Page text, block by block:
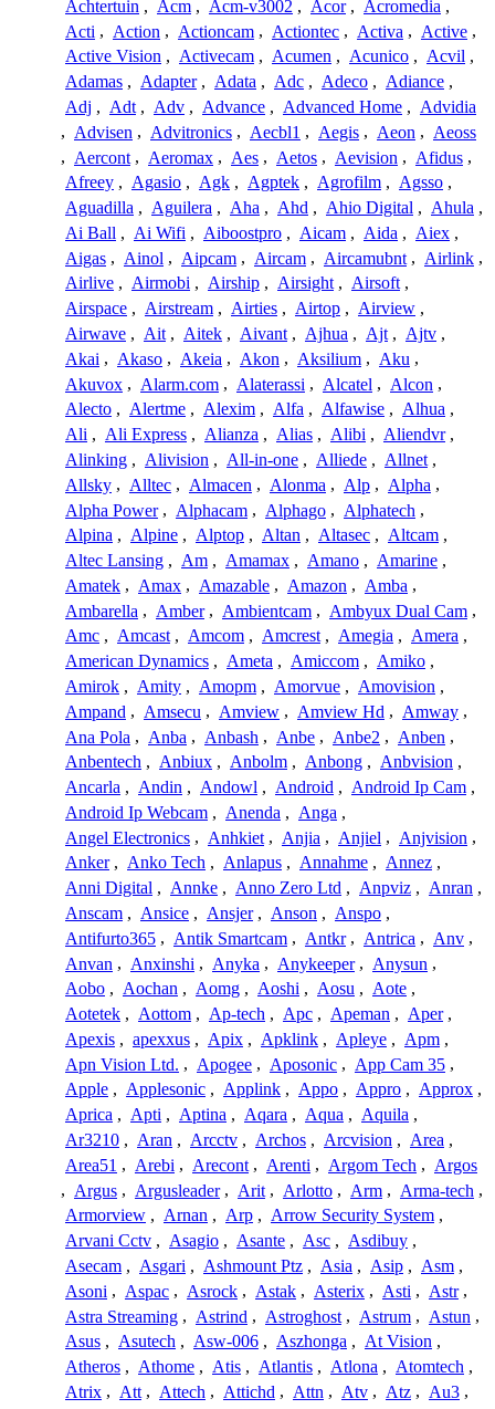
Achtertuin , Acm , Acm-v3002 , Acor , Acromedia ,
Acti , Action , Actioncam , Actiontec , Activa , Active ,
Active Vision , Activecam , Acumen , Acunico , Acvil ,
Adamas , Adapter , Adata , Adc , Adeco , Adiance ,
Adj , Adt , Adv , Advance , Advanced Home , Advidia
, Advisen , Advitronics , Aecbl1 , Aegis , Aeon , Aeoss
, Aercont , Aeromax , Aes , Aetos , Aevision , Afidus ,
Afreey , Agasio , Agk , Agptek , Agrofilm , Agsso ,
Aguadilla , Aguilera , Aha , Ahd , Ahio Digital , Ahula ,
Ai Ball , Ai Wifi , Aiboostpro , Aicam , Aida , Aiex ,
Aigas , Ainol , Aipcam , Aircam , Aircamubnt , Airlink ,
Airlive , Airmobi , Airship , Airsight , Airsoft ,
Airspace , Airstream , Airties , Airtop , Airview ,
Airwave , Ait , Aitek , Aivant , Ajhua , Ajt , Ajtv ,
Akai , Akaso , Akeia , Akon , Aksilium , Aku ,
Akuvox , Alarm.com , Alaterassi , Alcatel , Alcon ,
Alecto , Alertme , Alexim , Alfa , Alfawise , Alhua ,
Ali , Ali Express , Alianza , Alias , Alibi , Aliendvr ,
Alinking , Alivision , All-in-one , Alliede , Allnet ,
Allsky , Alltec , Almacen , Alonma , Alp , Alpha ,
Alpha Power , Alphacam , Alphago , Alphatech ,
Alpina , Alpine , Alptop , Altan , Altasec , Altcam ,
Altec Lansing , Am , Amamax , Amano , Amarine ,
Amatek , Amax , Amazable , Amazon , Amba ,
Ambarella , Amber , Ambientcam , Ambyux Dual Cam ,
Amc , Amcast , Amcom , Amcrest , Amegia , Amera ,
American Dynamics , Ameta , Amiccom , Amiko ,
Amirok , Amity , Amopm , Amorvue , Amovision ,
Ampand , Amsecu , Amview , Amview Hd , Amway ,
Ana Pola , Anba , Anbash , Anbe , Anbe2 , Anben ,
Anbentech , Anbiux , Anbolm , Anbong , Anbvision ,
Ancarla , Andin , Andowl , Android , Android Ip Cam ,
Android Ip Webcam , Anenda , Anga ,
Angel Electronics , Anhkiet , Anjia , Anjiel , Anjvision ,
Anker , Anko Tech , Anlapus , Annahme , Annez ,
Anni Digital , Annke , Anno Zero Ltd , Anpviz , Anran ,
Anscam , Ansice , Ansjer , Anson , Anspo ,
Antifurto365 , Antik Smartcam , Antkr , Antrica , Anv ,
Anvan , Anxinshi , Anyka , Anykeeper , Anysun ,
Aobo , Aochan , Aomg , Aoshi , Aosu , Aote ,
Aotetek , Aottom , Ap-tech , Apc , Apeman , Aper ,
Apexis , apexxus , Apix , Apklink , Apleye , Apm ,
Apn Vision Ltd. , Apogee , Aposonic , App Cam 35 ,
Apple , Applesonic , Applink , Appo , Appro , Approx ,
Aprica , Apti , Aptina , Aqara , Aqua , Aquila ,
Ar3210 , Aran , Arcctv , Archos , Arcvision , Area ,
Area51 , Arebi , Arecont , Arenti , Argom Tech , Argos
, Argus , Argusleader , Arit , Arlotto , Arm , Arma-tech ,
Armorview , Arnan , Arp , Arrow Security System ,
Arvani Cctv , Asagio , Asante , Asc , Asdibuy ,
Asecam , Asgari , Ashmount Ptz , Asia , Asip , Asm ,
Asoni , Aspac , Asrock , Astak , Asterix , Asti , Astr ,
Astra Streaming , Astrind , Astroghost , Astrum , Astun ,
Asus , Asutech , Asw-006 , Aszhonga , At Vision ,
Atheros , Athome , Atis , Atlantis , Atlona , Atomtech ,
Atrix , Att , Attech , Attichd , Attn , Atv , Atz , Au3 ,